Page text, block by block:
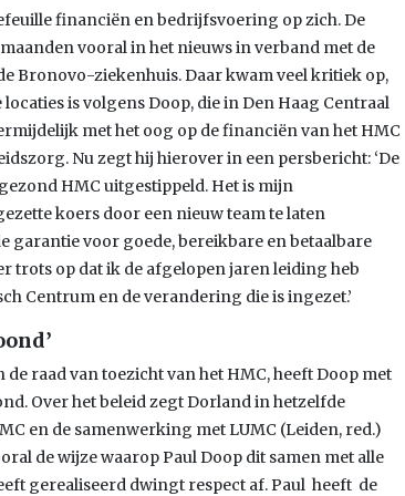
financiën en bedrijfsvoering op zich. De
vooral in het nieuws in verband met de
Bronovo-ziekenhuis. Daar kwam veel kritiek op,
is volgens Doop, die in Den Haag Centraal
met het oog op de financiën van het HMC
Nu zegt hij hierover in een persbericht: ‘De
HMC uitgestippeld. Het is mijn
koers door een nieuw team te laten
garantie voor goede, bereikbare en betaalbare
trots op dat ik de afgelopen jaren leiding heb
Centrum en de verandering die is ingezet.’
raad van toezicht van het HMC, heeft Doop met
Over het beleid zegt Dorland in hetzelfde
en de samenwerking met LUMC (Leiden, red.)
de wijze waarop Paul Doop dit samen met alle
gerealiseerd dwingt respect af. Paul heeft de